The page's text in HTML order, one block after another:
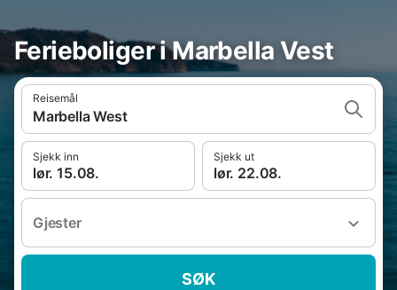
Ferieboliger i Marbella Vest
Reisemål
Marbella West
Sjekk inn
lør. 15.08.
Sjekk ut
lør. 22.08.
Gjester
SØK